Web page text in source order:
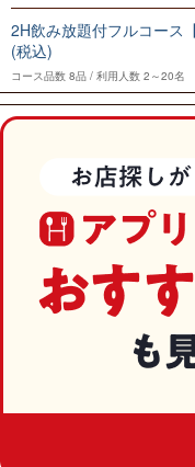
2H飲み放題付フルコース
(税込)
コース品数 8品 利用人数 2～20名